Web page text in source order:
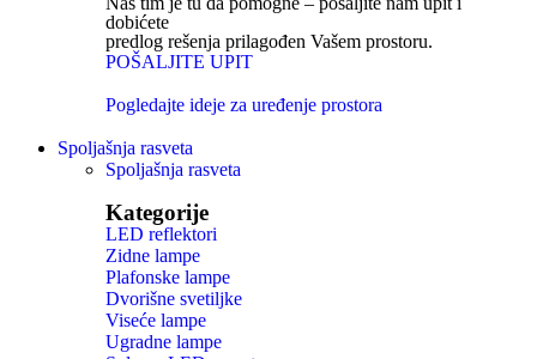
dobićete
predlog rešenja prilagođen Vašem prostoru.
POŠALJITE UPIT
Pogledajte ideje za uređenje prostora
Spoljašnja rasveta
Spoljašnja rasveta
Kategorije
LED reflektori
Zidne lampe
Plafonske lampe
Dvorišne svetiljke
Viseće lampe
Ugradne lampe